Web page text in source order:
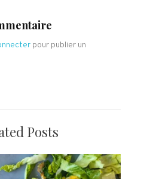
pour publier un
Posts